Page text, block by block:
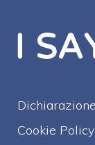
Cookie